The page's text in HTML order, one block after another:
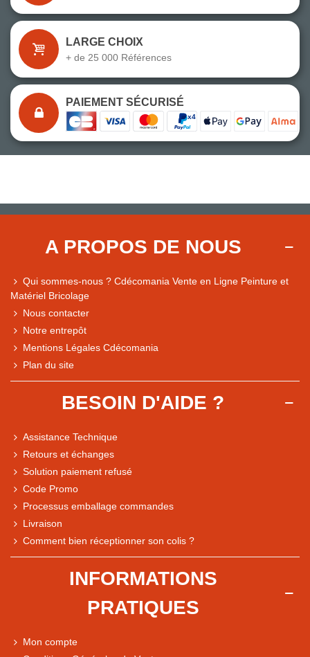
Comparaison des performances du magasin
LARGE CHOIX
+ de 25 000 Références
PAIEMENT SÉCURISÉ
A PROPOS DE NOUS
Qui sommes-nous ? Cdécomania Vente en Ligne Peinture et
Matériel Bricolage
Nous contacter
Notre entrepôt
Mentions Légales Cdécomania
Plan du site
BESOIN D'AIDE ?
Assistance Technique
Retours et échanges
Solution paiement refusé
Code Promo
Processus emballage commandes
Livraison
Comment bien réceptionner son colis ?
INFORMATIONS
PRATIQUES
Mon compte